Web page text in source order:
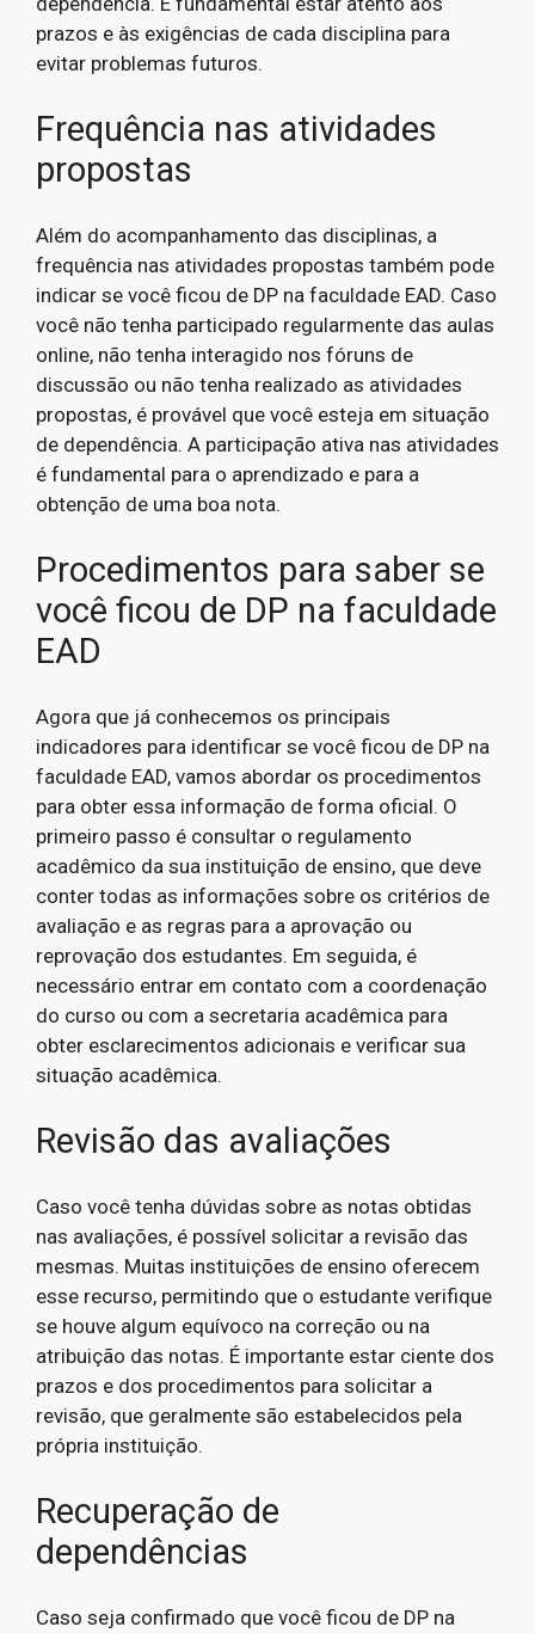
prazos e às exigências de cada disciplina para
evitar problemas futuros.
Frequência nas atividades
propostas
Além do acompanhamento das disciplinas, a
frequência nas atividades propostas também pode
indicar se você ficou de DP na faculdade EAD. Caso
você não tenha participado regularmente das aulas
online, não tenha interagido nos fóruns de
discussão ou não tenha realizado as atividades
propostas, é provável que você esteja em situação
de dependência. A participação ativa nas atividades
é fundamental para o aprendizado e para a
obtenção de uma boa nota.
Procedimentos para saber se
você ficou de DP na faculdade
EAD
Agora que já conhecemos os principais
indicadores para identificar se você ficou de DP na
faculdade EAD, vamos abordar os procedimentos
para obter essa informação de forma oficial. O
primeiro passo é consultar o regulamento
acadêmico da sua instituição de ensino, que deve
conter todas as informações sobre os critérios de
avaliação e as regras para a aprovação ou
reprovação dos estudantes. Em seguida, é
necessário entrar em contato com a coordenação
do curso ou com a secretaria acadêmica para
obter esclarecimentos adicionais e verificar sua
situação acadêmica.
Revisão das avaliações
Caso você tenha dúvidas sobre as notas obtidas
nas avaliações, é possível solicitar a revisão das
mesmas. Muitas instituições de ensino oferecem
esse recurso, permitindo que o estudante verifique
se houve algum equívoco na correção ou na
atribuição das notas. É importante estar ciente dos
prazos e dos procedimentos para solicitar a
revisão, que geralmente são estabelecidos pela
própria instituição.
Recuperação de
dependências
Caso seja confirmado que você ficou de DP na